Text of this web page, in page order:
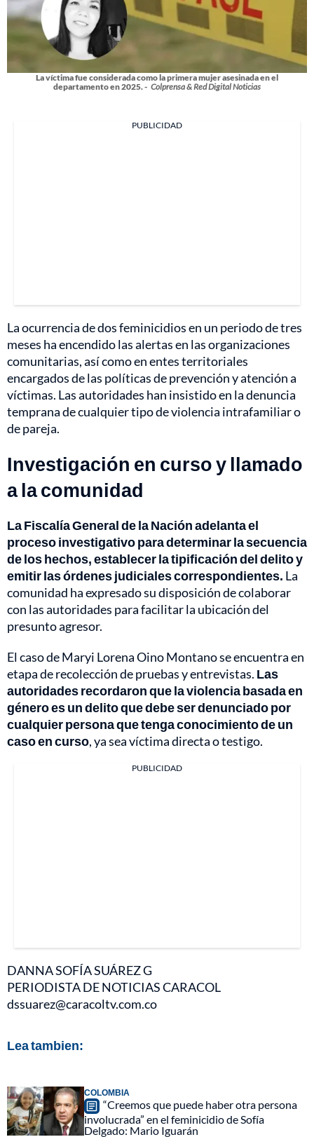
La víctima fue considerada como la primera mujer asesinada en el
departamento en 2025. - Colprensa & Red Digital Noticias
PUBLICIDAD
La ocurrencia de dos feminicidios en un periodo de tres
meses ha encendido las alertas en las organizaciones
comunitarias, así como en entes territoriales
encargados de las políticas de prevención y atención a
víctimas. Las autoridades han insistido en la denuncia
temprana de cualquier tipo de violencia intrafamiliar o
de pareja.
Investigación en curso y llamado
a la comunidad
La Fiscalía General de la Nación adelanta el
proceso investigativo para determinar la secuencia
de los hechos, establecer la tipificación del delito y
emitir las órdenes judiciales correspondientes. La
comunidad ha expresado su disposición de colaborar
con las autoridades para facilitar la ubicación del
presunto agresor.
El caso de Maryi Lorena Oino Montano se encuentra en
etapa de recolección de pruebas y entrevistas. Las
autoridades recordaron que la violencia basada en
género es un delito que debe ser denunciado por
cualquier persona que tenga conocimiento de un
caso en curso, ya sea víctima directa o testigo.
PUBLICIDAD
DANNA SOFÍA SUÁREZ G
PERIODISTA DE NOTICIAS CARACOL
dssuarez@caracoltv.com.co
Lea tambien:
COLOMBIA
“Creemos que puede haber otra persona
involucrada” en el feminicidio de Sofía
Delgado: Mario Iguarán